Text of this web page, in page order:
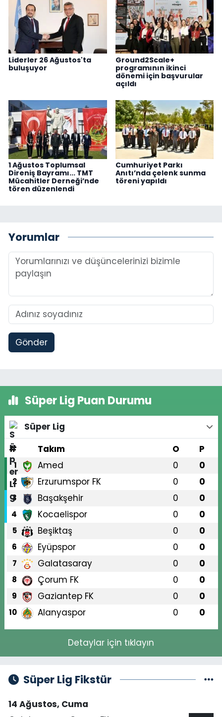
Liderler 26 Ağustos'ta
buluşuyor
Ground2Scale+
programının ikinci
dönemi için başvurular
açıldı
1 Ağustos Toplumsal
Direniş Bayramı... TMT
Mücahitler Derneği’nde
tören düzenlendi
Cumhuriyet Parkı
Anıtı’nda çelenk sunma
töreni yapıldı
Yorumlar
Gönder
Süper Lig Puan Durumu
Süper Lig
#
Takım O P
1 Amed 0 0
2 Erzurumspor FK 0 0
3 Başakşehir 0 0
4 Kocaelispor 0 0
5 Beşiktaş 0 0
6 Eyüpspor 0 0
7 Galatasaray 0 0
8 Çorum FK 0 0
9 Gaziantep FK 0 0
10 Alanyaspor 0 0
Detaylar için tıklayın
Süper Lig Fikstür
14 Ağustos, Cuma